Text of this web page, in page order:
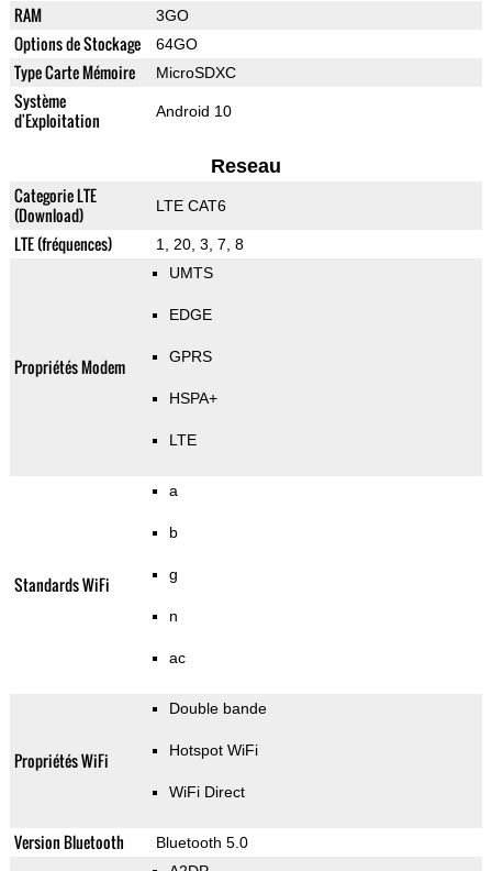
RAM 3GO
Options de Stockage 64GO
Type Carte Mémoire MicroSDXC
Système
d'Exploitation
Android 10
Reseau
Categorie LTE
(Download)
LTE CAT6
LTE (fréquences) 1, 20, 3, 7, 8
Propriétés Modem
UMTS
EDGE
GPRS
HSPA+
LTE
Standards WiFi
a
b
g
n
ac
Propriétés WiFi
Double bande
Hotspot WiFi
WiFi Direct
Version Bluetooth
Bluetooth 5.0